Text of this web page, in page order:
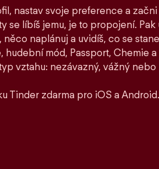
nastav svoje preference a
se líbíš jemu, je to propojení. Pak
něco naplánuj a uvidíš, co se
hudební mód, Passport, Chemie
vztahu: nezávazný, vážný nebo
Tinder zdarma pro iOS a Android.